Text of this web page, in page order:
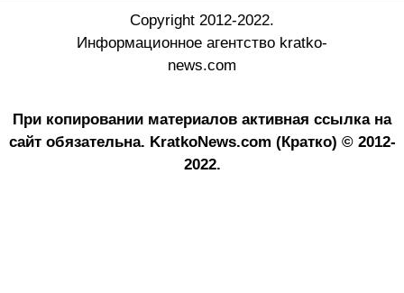
Copyright 2012-2022.
Информационное агентство kratko-
news.com
При копировании материалов активная ссылка на
сайт обязательна. KratkoNews.com (Кратко) © 2012-
2022.